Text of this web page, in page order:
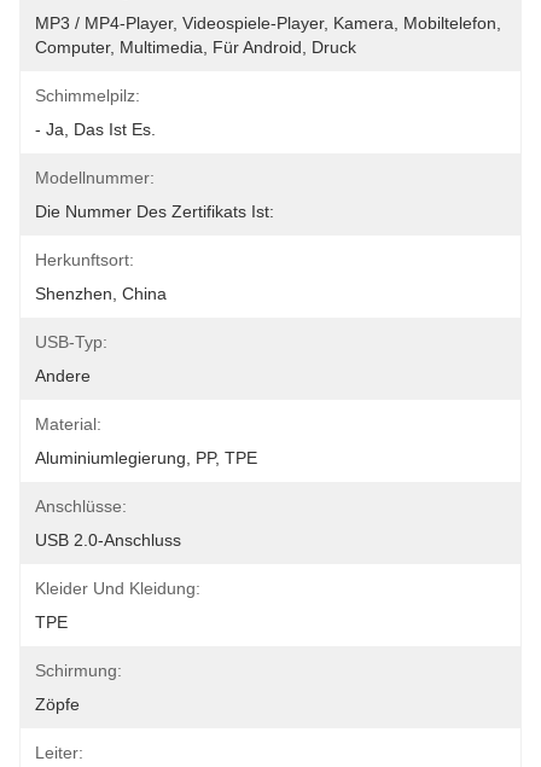
MP3 / MP4-Player, Videospiele-Player, Kamera, Mobiltelefon,
Computer, Multimedia, Für Android, Druck
Schimmelpilz:
- Ja, Das Ist Es.
Modellnummer:
Die Nummer Des Zertifikats Ist:
Herkunftsort:
Shenzhen, China
USB-Typ:
Andere
Material:
Aluminiumlegierung, PP, TPE
Anschlüsse:
USB 2.0-Anschluss
Kleider Und Kleidung:
TPE
Schirmung:
Zöpfe
Leiter: